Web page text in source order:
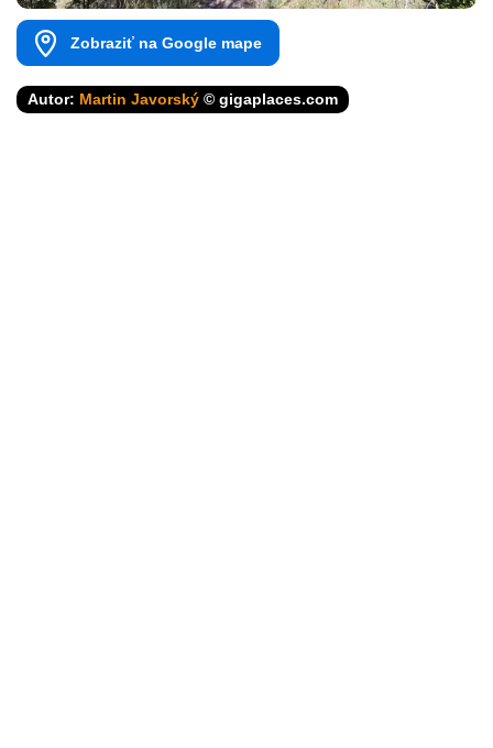
Zobraziť na Google mape
Autor: Martin Javorský © gigaplaces.com